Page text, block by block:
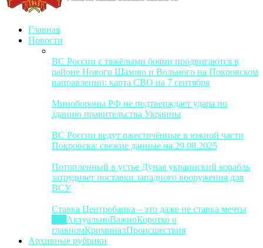
Главная
Новости
ВС России с тяжёлыми боями продвигаются в
районе Нового Шахово и Вольного на Покровском
направлении: карта СВО на 7 сентября
Минобороны РФ не подтверждает удара по
зданию правительства Украины
ВС России ведут ожесточённые в южной части
Покровска: свежие данные на 29.08.2025
Потопленный в устье Дуная украинский корабль
затрудняет поставки западного вооружения для
ВСУ
Ставка Центробанка – это даже не ставка мечты
АктуальноВажноКоротко о
главномКриминалПроисшествия
Архивные рубрики